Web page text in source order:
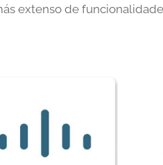
extenso de